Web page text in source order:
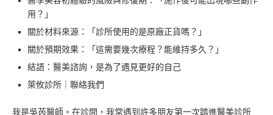
用？」
關於材料來源：「診所使用的是原廠正貨嗎？」
關於預期效果：「這需要幾次療程？能維持多久？」
結語：醫美諮詢，是為了遇見更好的自己
萊攸診所｜聯絡我們
我是吳芮醫師。在診間，我常遇到許多朋友第一次踏進醫美診所